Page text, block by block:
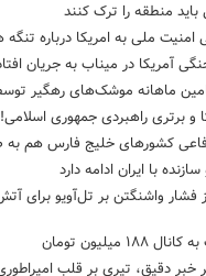
منطقه را ترک کنند
ملی به امریکا درباره تنگه
آمریکا در میناب به جریان
ماهانه موشک‌های رهگیر
و برتری راهبردی جمهوری اسلامی!
کشورهای خلیج فارس هم به
با ایران ادامه دارد
فشار واشنگتن بر تل‌آویو برای
تومان
خبر دقیق، تیری بر قلب